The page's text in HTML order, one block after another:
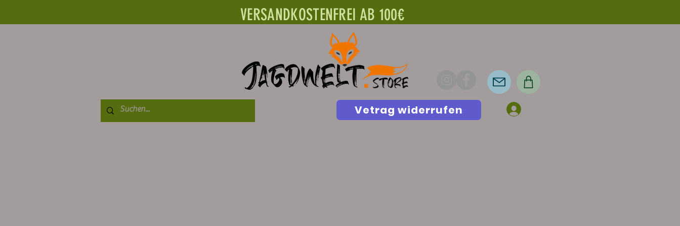
VERSANDKOSTENFREI AB 100€
Vetrag widerrufen